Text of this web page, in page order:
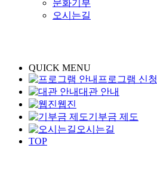
문화기부
오시는길
QUICK MENU
프로그램 신청
대관 안내
웹진
기부금 제도
오시는길
TOP